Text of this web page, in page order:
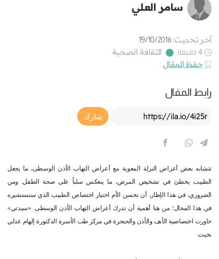
سامر العلي
آخر تحديث: 19/10/2016
4 دقيقة
الثقافة الصحية
حفظ المقال
رابط المقال
Article Link
شارك
تتشابه بعض أعراض النزلة المعوية مع أعراض التهاب الأذن الوسطى، ما يجعل
الطبيب يخطئ في تشخيص المرض، ما ينعكس سلباً على صحة الطفل. ومن
الضروري، في هذا الإطار، أن تحسن الأم اختيار اختصاص الطبيب الذي ستستشيره
في هذا المجال؛ من هنا أهمية أن تدرك أعراض التهاب الأذن الوسطى. «سيدتي»
حاورت اختصاصية الأنف والأذن والحنجرة في مركز طب الأسرة الدكتورة إلهام عدلي
بخيت.